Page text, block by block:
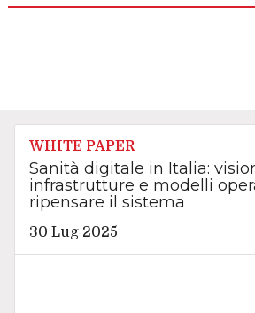
WHITE PAPER
Sanità digitale in Italia:
infrastrutture e modelli
ripensare il sistema
30 Lug 2025